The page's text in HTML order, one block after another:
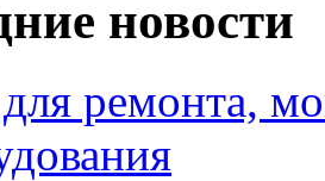
новости
ремонта,